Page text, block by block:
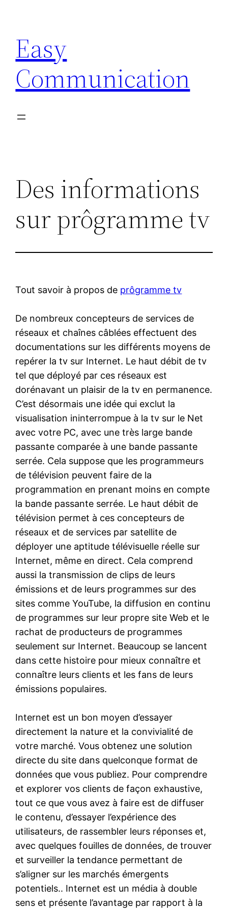
contenu
Easy
Communication
Des informations
sur prôgramme tv
Tout savoir à propos de prôgramme tv
De nombreux concepteurs de services de
réseaux et chaînes câblées effectuent des
documentations sur les différents moyens de
repérer la tv sur Internet. Le haut débit de tv
tel que déployé par ces réseaux est
dorénavant un plaisir de la tv en permanence.
C’est désormais une idée qui exclut la
visualisation ininterrompue à la tv sur le Net
avec votre PC, avec une très large bande
passante comparée à une bande passante
serrée. Cela suppose que les programmeurs
de télévision peuvent faire de la
programmation en prenant moins en compte
la bande passante serrée. Le haut débit de
télévision permet à ces concepteurs de
réseaux et de services par satellite de
déployer une aptitude télévisuelle réelle sur
Internet, même en direct. Cela comprend
aussi la transmission de clips de leurs
émissions et de leurs programmes sur des
sites comme YouTube, la diffusion en continu
de programmes sur leur propre site Web et le
rachat de producteurs de programmes
seulement sur Internet. Beaucoup se lancent
dans cette histoire pour mieux connaître et
connaître leurs clients et les fans de leurs
émissions populaires.
Internet est un bon moyen d’essayer
directement la nature et la convivialité de
votre marché. Vous obtenez une solution
directe du site dans quelconque format de
données que vous publiez. Pour comprendre
et explorer vos clients de façon exhaustive,
tout ce que vous avez à faire est de diffuser
le contenu, d’essayer l’expérience des
utilisateurs, de rassembler leurs réponses et,
avec quelques fouilles de données, de trouver
et surveiller la tendance permettant de
s’aligner sur les marchés émergents
potentiels.. Internet est un média à double
sens et présente l’avantage par rapport à la